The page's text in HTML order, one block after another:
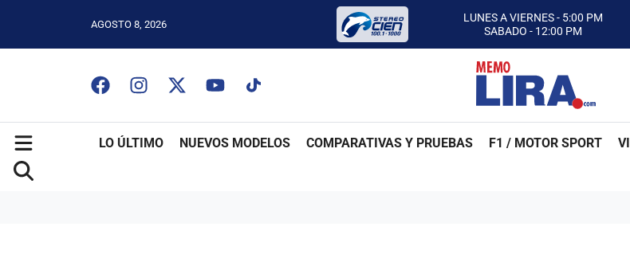
AGOSTO 8, 2026
LUNES A VIERNES - 5:00 PM
SABADO - 12:00 PM
ESCUCHA AUTOS AL CIEN
CON MEMO LIRA Y SU EQUIPO
LUNES A VIERNES - 5:00 PM
SABADO - 12:00 PM
LO ÚLTIMO NUEVOS MODELOS COMPARATIVAS Y PRUEBAS F1 / MOTOR SPORT